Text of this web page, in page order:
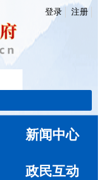
登录 注册
新闻中心
政民互动